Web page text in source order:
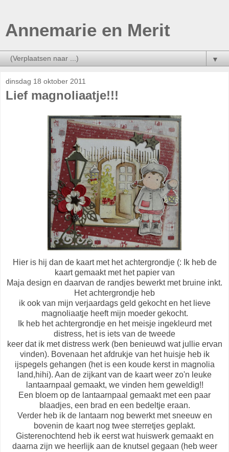
Annemarie en Merit
▼
dinsdag 18 oktober 2011
Lief magnoliaatje!!!
Hier is hij dan de kaart met het achtergrondje (: Ik heb de
kaart gemaakt met het papier van
Maja design en daarvan de randjes bewerkt met bruine inkt.
Het achtergrondje heb
ik ook van mijn verjaardags geld gekocht en het lieve
magnoliaatje heeft mijn moeder gekocht.
Ik heb het achtergrondje en het meisje ingekleurd met
distress, het is iets van de tweede
keer dat ik met distress werk (ben benieuwd wat jullie ervan
vinden). Bovenaan het afdrukje van het huisje heb ik
ijspegels gehangen (het is een koude kerst in magnolia
land,hihi). Aan de zijkant van de kaart weer zo'n leuke
lantaarnpaal gemaakt, we vinden hem geweldig!!
Een bloem op de lantaarnpaal gemaakt met een paar
blaadjes, een brad en een bedeltje eraan.
Verder heb ik de lantaarn nog bewerkt met sneeuw en
bovenin de kaart nog twee sterretjes geplakt.
Gisterenochtend heb ik eerst wat huiswerk gemaakt en
daarna zijn we heerlijk aan de knutsel gegaan (heb weer